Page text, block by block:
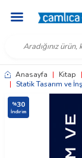
Anasayfa | Kitap |
| Statik Tasarım ve
%30
İndirim